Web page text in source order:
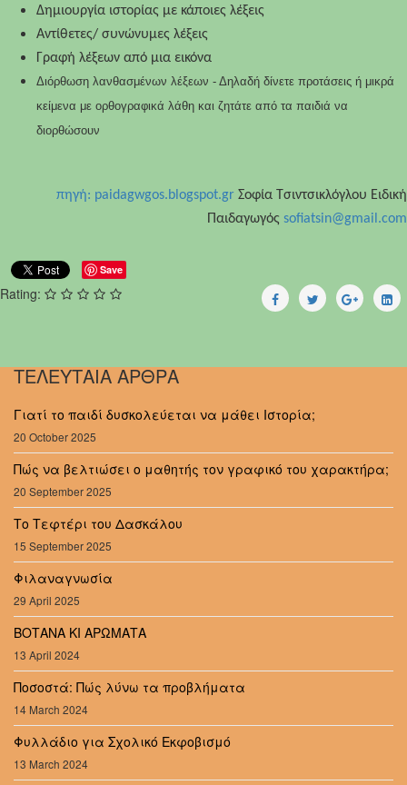
Δημιουργία ιστορίας με κάποιες λέξεις
Αντίθετες/ συνώνυμες λέξεις
Γραφή λέξεων από μια εικόνα
Διόρθωση λανθασμένων λέξεων - Δηλαδή δίνετε προτάσεις ή μικρά
κείμενα με ορθογραφικά λάθη και ζητάτε από τα παιδιά να
διορθώσουν
πηγή: paidagwgos.blogspot.gr Σοφία Τσιντσικλόγλου Ειδική
Παιδαγωγός sofiatsin@gmail.com
Save
Rating:
ΤΕΛΕΥΤΑΙΑ ΑΡΘΡΑ
Γιατί το παιδί δυσκολεύεται να μάθει Ιστορία;
20 October 2025
Πώς να βελτιώσει ο μαθητής τον γραφικό του χαρακτήρα;
20 September 2025
Το Τεφτέρι του Δασκάλου
15 September 2025
Φιλαναγνωσία
29 April 2025
ΒΟΤΑΝΑ ΚΙ ΑΡΩΜΑΤΑ
13 April 2024
Ποσοστά: Πώς λύνω τα προβλήματα
14 March 2024
Φυλλάδιο για Σχολικό Εκφοβισμό
13 March 2024